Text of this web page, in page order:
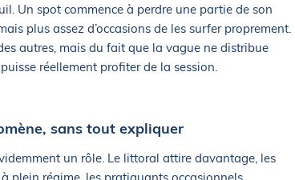
Un spot commence à perdre une partie de son
plus assez d’occasions de les surfer proprement.
autres, mais du fait que la vague ne distribue
réellement profiter de la session.
sans tout expliquer
un rôle. Le littoral attire davantage, les